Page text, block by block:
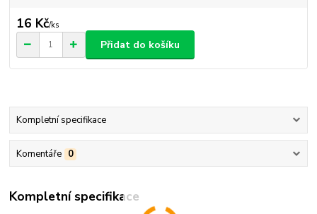
16 Kč/ks
Přidat do košíku
Kompletní specifikace
Komentáře 0
Kompletní specifikace